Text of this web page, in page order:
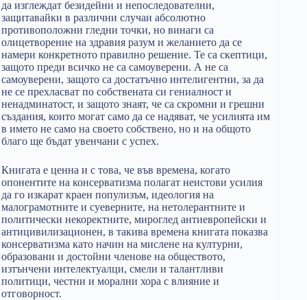
да изглеждат безидейни и непоследователни,
защитавайки в различни случаи абсолютно
противоположни гледни точки, но винаги са
олицетворение на здравия разум и желанието да се
намери конкретното правилно решение. Те са скептици,
защото преди всичко не са самоуверени. А не са
самоуверени, защото са достатъчно интелигентни, за да
не се прехласват по собствената си гениалност и
ненадминатост, и защото знаят, че са скромни и грешни
създания, които могат само да се надяват, че усилията им
в името не само на своето собствено, но и на общото
благо ще бъдат увенчани с успех.
Книгата е ценна и с това, че във времена, когато
опонентите на консерватизма полагат неистови усилия
да го изкарат краен популизъм, идеология на
малограмотните и суеверните, на нетолерантните и
политически некоректните, мироглед антиевропейски и
антицивилизационен, в такива времена книгата показва
консерватизма като начин на мислене на културни,
образовани и достойни членове на обществото,
изтънчени интелектуалци, смели и талантливи
политици, честни и морални хора с влияние и
отговорност.